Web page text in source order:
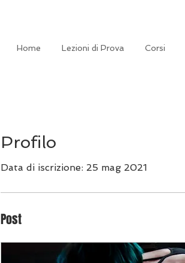
Home Lezioni di Prova Corsi
Profilo
Data di iscrizione: 25 mag 2021
Post